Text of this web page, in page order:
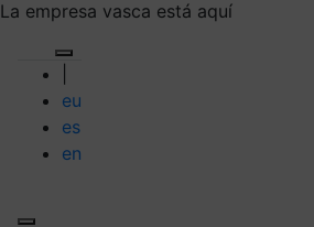
La empresa vasca está aquí
eu
es
en